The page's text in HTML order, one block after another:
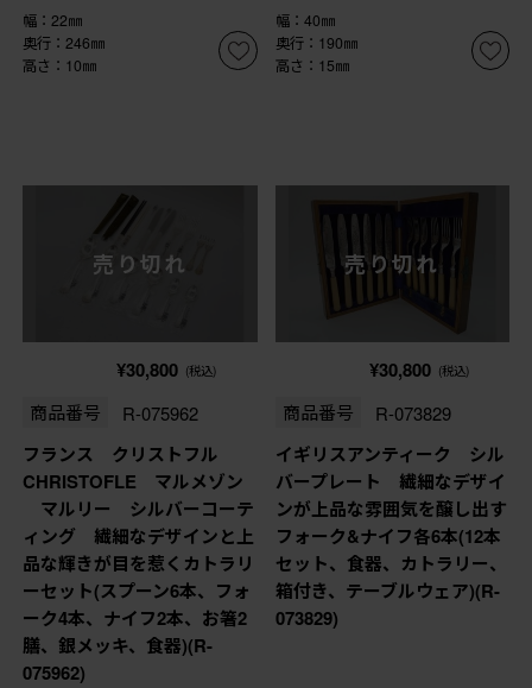
幅：22㎜
奥行：246㎜
高さ：10㎜
幅：40㎜
奥行：190㎜
高さ：15㎜
売り切れ
¥30,800 (税込)
商品番号 R-075962
フランス クリストフル
CHRISTOFLE マルメゾン
マルリー シルバーコーテ
ィング 繊細なデザインと上
品な輝きが目を惹くカトラリ
ーセット(スプーン6本、フォ
ーク4本、ナイフ2本、お箸2
膳、銀メッキ、食器)(R-
075962)
売り切れ
¥30,800 (税込)
商品番号 R-073829
イギリスアンティーク シル
バープレート 繊細なデザイ
ンが上品な雰囲気を醸し出す
フォーク&ナイフ各6本(12本
セット、食器、カトラリー、
箱付き、テーブルウェア)(R-
073829)